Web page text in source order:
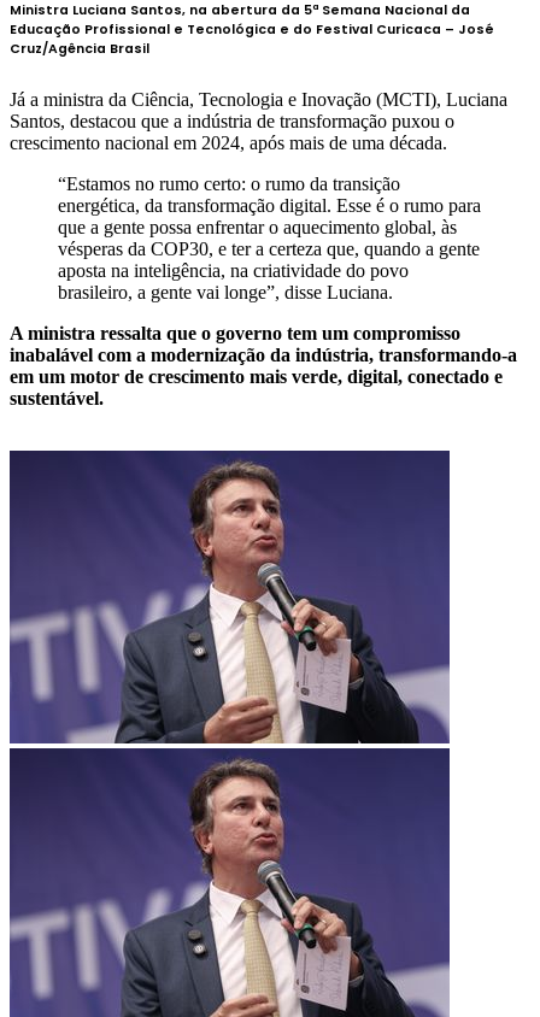
Ministra Luciana Santos, na abertura da 5ª Semana Nacional da
Educação Profissional e Tecnológica e do Festival Curicaca – José
Cruz/Agência Brasil
Já a ministra da Ciência, Tecnologia e Inovação (MCTI), Luciana
Santos, destacou que a indústria de transformação puxou o
crescimento nacional em 2024, após mais de uma década.
“Estamos no rumo certo: o rumo da transição
energética, da transformação digital. Esse é o rumo para
que a gente possa enfrentar o aquecimento global, às
vésperas da COP30, e ter a certeza que, quando a gente
aposta na inteligência, na criatividade do povo
brasileiro, a gente vai longe”, disse Luciana.
A ministra ressalta que o governo tem um compromisso
inabalável com a modernização da indústria, transformando-a
em um motor de crescimento mais verde, digital, conectado e
sustentável.